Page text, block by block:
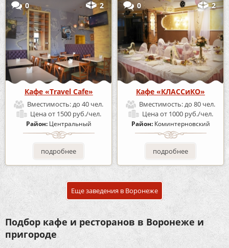
0 2
Кафе «Travel Cafe»
Вместимость:до 40 чел.
Ценаот 1500 руб./чел.
Район: Центральный
подробнее
0 2
Кафе «КЛАССиКО»
Вместимость:до 80 чел.
Ценаот 1000 руб./чел.
Район: Коминтерновский
подробнее
Еще заведения в Воронеже
Подбор кафе и ресторанов в Воронеже и
пригороде